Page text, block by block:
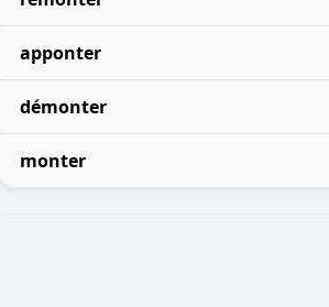
apponter
démonter
monter